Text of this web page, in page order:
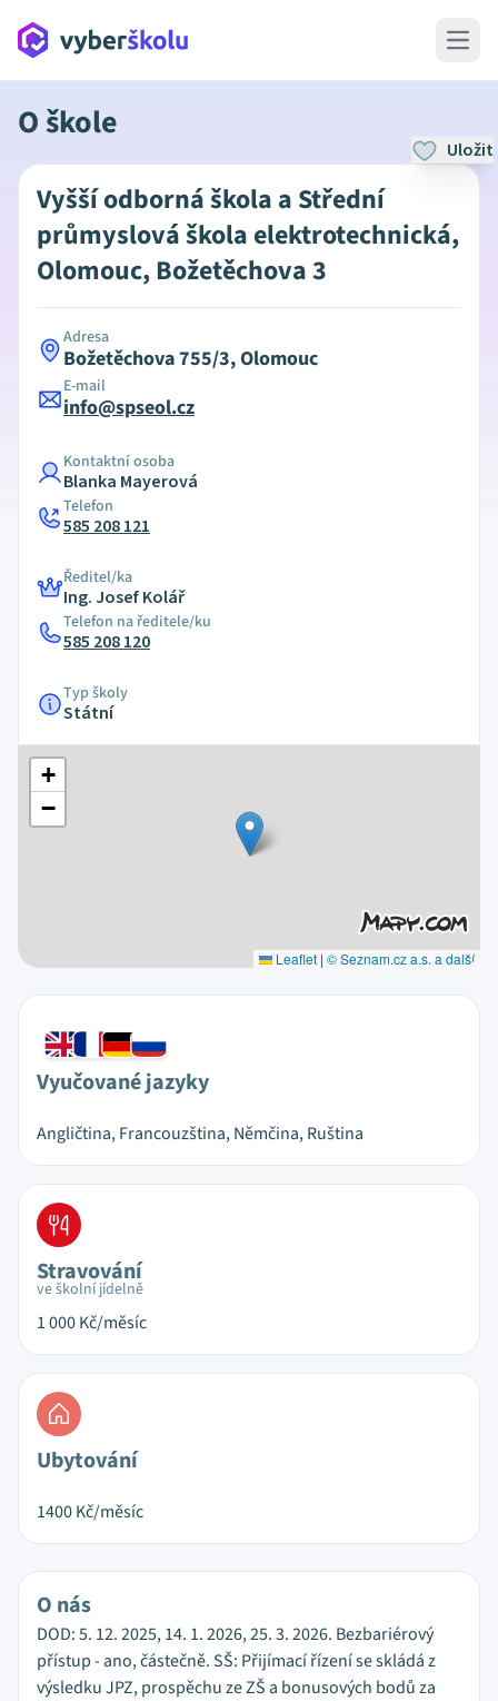
Open
O škole
Uložit
Vyšší odborná škola a Střední
průmyslová škola elektrotechnická,
Olomouc, Božetěchova 3
Adresa
Božetěchova 755/3, Olomouc
E-mail
info@spseol.cz
Kontaktní osoba
Blanka Mayerová
Telefon
585 208 121
Ředitel/ka
Ing. Josef Kolář
Telefon na ředitele/ku
585 208 120
Typ školy
Státní
+
−
Leaflet | © Seznam.cz a.s. a další
Vyučované jazyky
Angličtina, Francouzština, Němčina, Ruština
Stravování
ve školní jídelně
1 000Kč/měsíc
Ubytování
1400Kč/měsíc
O nás
DOD: 5. 12. 2025, 14. 1. 2026, 25. 3. 2026. Bezbariérový
přístup - ano, částečně. SŠ: Přijímací řízení se skládá z
výsledku JPZ, prospěchu ze ZŠ a bonusových bodů za